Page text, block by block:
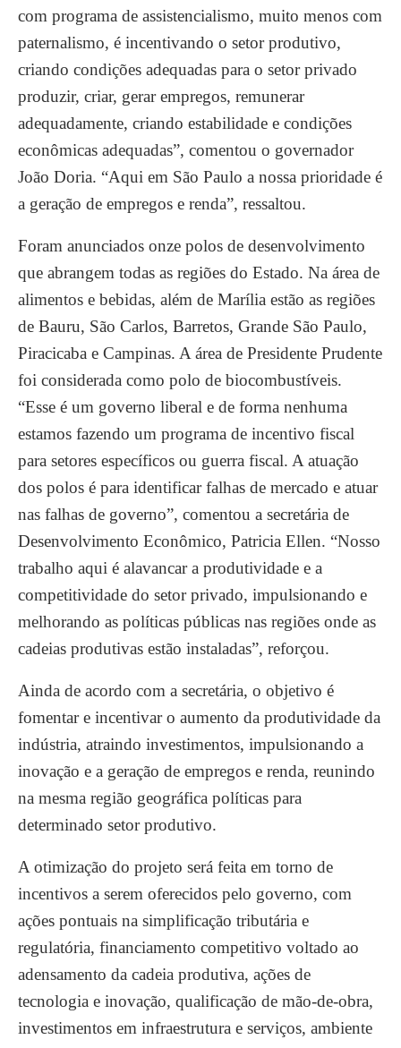
com programa de assistencialismo, muito menos com
paternalismo, é incentivando o setor produtivo,
criando condições adequadas para o setor privado
produzir, criar, gerar empregos, remunerar
adequadamente, criando estabilidade e condições
econômicas adequadas”, comentou o governador
João Doria. “Aqui em São Paulo a nossa prioridade é
a geração de empregos e renda”, ressaltou.
Foram anunciados onze polos de desenvolvimento
que abrangem todas as regiões do Estado. Na área de
alimentos e bebidas, além de Marília estão as regiões
de Bauru, São Carlos, Barretos, Grande São Paulo,
Piracicaba e Campinas. A área de Presidente Prudente
foi considerada como polo de biocombustíveis.
“Esse é um governo liberal e de forma nenhuma
estamos fazendo um programa de incentivo fiscal
para setores específicos ou guerra fiscal. A atuação
dos polos é para identificar falhas de mercado e atuar
nas falhas de governo”, comentou a secretária de
Desenvolvimento Econômico, Patricia Ellen. “Nosso
trabalho aqui é alavancar a produtividade e a
competitividade do setor privado, impulsionando e
melhorando as políticas públicas nas regiões onde as
cadeias produtivas estão instaladas”, reforçou.
Ainda de acordo com a secretária, o objetivo é
fomentar e incentivar o aumento da produtividade da
indústria, atraindo investimentos, impulsionando a
inovação e a geração de empregos e renda, reunindo
na mesma região geográfica políticas para
determinado setor produtivo.
A otimização do projeto será feita em torno de
incentivos a serem oferecidos pelo governo, com
ações pontuais na simplificação tributária e
regulatória, financiamento competitivo voltado ao
adensamento da cadeia produtiva, ações de
tecnologia e inovação, qualificação de mão-de-obra,
investimentos em infraestrutura e serviços, ambiente